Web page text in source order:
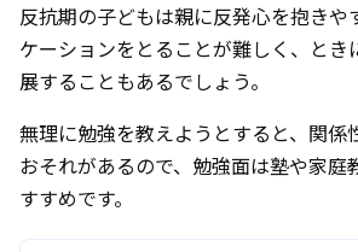
反抗期の子どもは親に反発心を抱きや
ケーションをとることが難しく、とき
展することもあるでしょう。
無理に勉強を教えようとすると、関係
おそれがあるので、勉強面は塾や家庭
すすめです。